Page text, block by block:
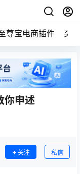
尊宝电商插件 买
你申述
关注 私信